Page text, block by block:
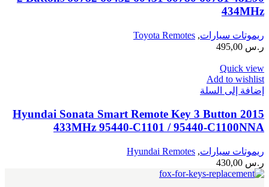
434MHz
ريموتات سيارات,
Toyota Remotes
ر.س
Quick view
Add to wishlist
إضافة إلى السلة
2015 Hyundai Sonata Smart Remote Key 3 Button
433MHz 95440-C1101 / 95440-C1100NNA
ريموتات سيارات,
Hyundai Remotes
ر.س